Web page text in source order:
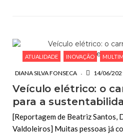
ATUALIDADE INOVAÇÃO
DIANA SILVA FONSECA 14/06/
Veículo elétrico: o
para a
[Reportagem de Beatriz Santos,
Valdoleiros] Muitas pessoas já